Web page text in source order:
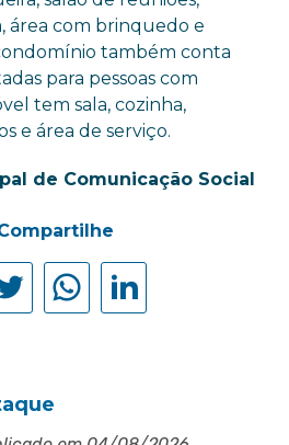
área com brinquedo e
também conta
para pessoas com
tem sala, cozinha,
e área de serviço.
de Comunicação Social